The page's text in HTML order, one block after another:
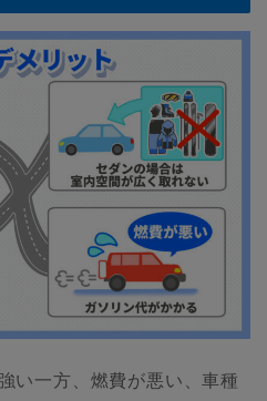
い一方、燃費が悪い、車種